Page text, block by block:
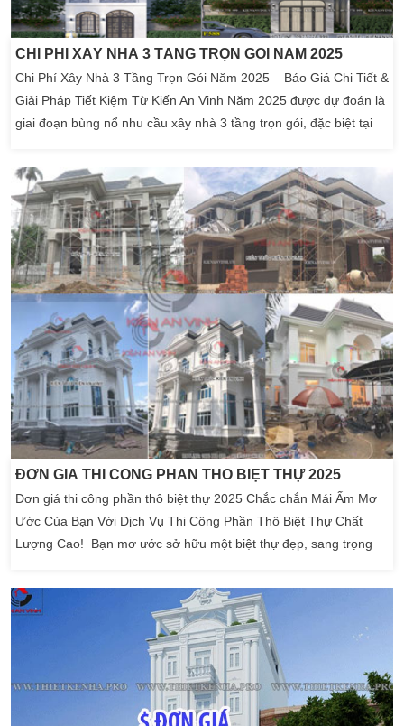
CHI PHÍ XÂY NHÀ 3 TẦNG TRỌN GÓI NĂM 2025
Chi Phí Xây Nhà 3 Tầng Trọn Gói Năm 2025 – Báo Giá Chi Tiết &
Giải Pháp Tiết Kiệm Từ Kiến An Vinh Năm 2025 được dự đoán là
giai đoạn bùng nổ nhu cầu xây nhà 3 tầng trọn gói, đặc biệt tại
hình nhà 3 tầng không chỉ đáp ứng tốt công năng sinh hoạt của
gia đình hiện đại […]
ĐƠN GIÁ THI CÔNG PHẦN THÔ BIỆT THỰ 2025
Đơn giá thi công phần thô biệt thự 2025 Chắc chắn Mái Ấm Mơ
Ước Của Bạn Với Dịch Vụ Thi Công Phần Thô Biệt Thự Chất
Lượng Cao! Bạn mơ ước sở hữu một biệt thự đẹp, sang trọng
ấm cúng để cả gia đình cùng tận hưởng?. Hãy để công ty thiết
kế thi công nhà biệt thự Kiến […]